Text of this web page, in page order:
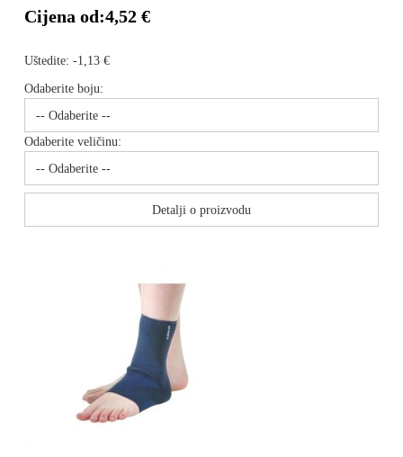
Cijena od:4,52 €
Uštedite: -1,13 €
Odaberite boju:
Odaberite veličinu:
Detalji o proizvodu